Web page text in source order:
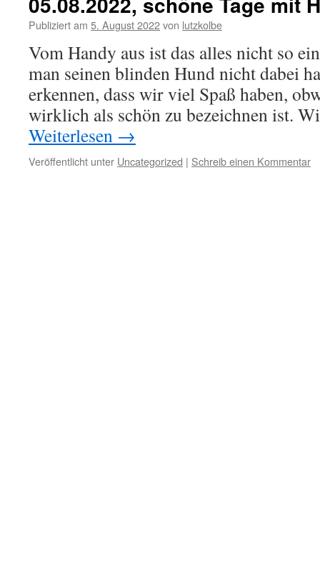
Publiziert am 5. August 2022von lutzkolbe
Vom Handy aus ist das alles nicht so
man seinen blinden Hund nicht dabei
erkennen, dass wir viel Spaß haben,
wirklich als schön zu bezeichnen ist.
Weiterlesen →
Veröffentlicht unter Uncategorized | Schreib einen Kommentar